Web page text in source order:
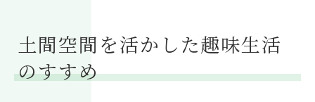
土間空間を活かした趣味生活
のすすめ